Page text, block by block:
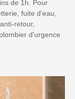
de 1h. Pour
fuite d'eau,
retour,
d'urgence